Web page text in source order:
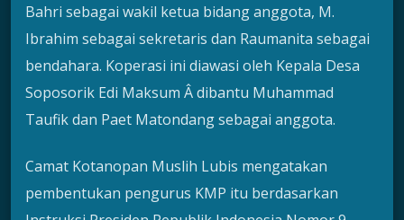
Bahri sebagai wakil ketua bidang anggota, M.
Ibrahim sebagai sekretaris dan Raumanita sebagai
bendahara. Koperasi ini diawasi oleh Kepala Desa
Soposorik Edi Maksum Â dibantu Muhammad
Taufik dan Paet Matondang sebagai anggota.
Camat Kotanopan Muslih Lubis mengatakan
pembentukan pengurus KMP itu berdasarkan